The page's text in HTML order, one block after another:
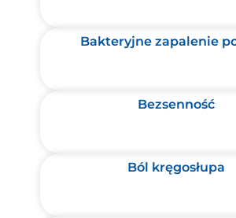
Bakteryjne zapalenie
Bezsenność
Ból kręgosłupa